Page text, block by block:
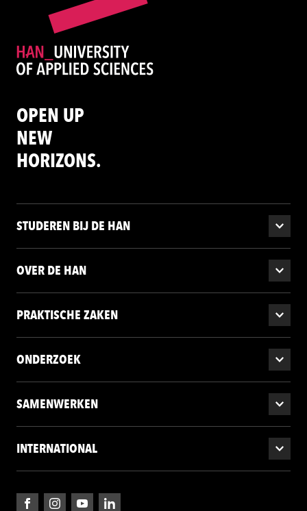
OPEN UP
NEW
HORIZONS.
STUDEREN BIJ DE HAN
OVER DE HAN
PRAKTISCHE ZAKEN
ONDERZOEK
SAMENWERKEN
INTERNATIONAL
FacebookInstagramYouTubeLinkedIn